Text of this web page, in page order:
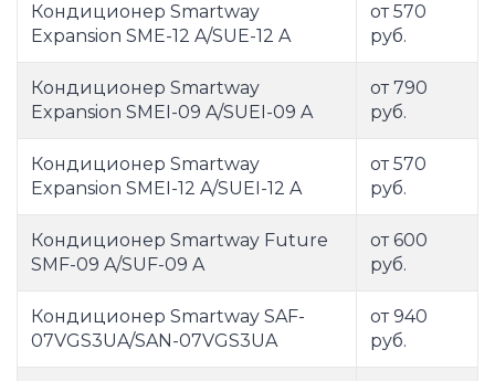
Кондиционер Smartway
Expansion SME-12 A/SUE-12 A
от 570
руб.
Кондиционер Smartway
Expansion SMEI-09 A/SUEI-09 A
от 790
руб.
Кондиционер Smartway
Expansion SMEI-12 A/SUEI-12 A
от 570
руб.
Кондиционер Smartway Future
SMF-09 A/SUF-09 A
от 600
руб.
Кондиционер Smartway SAF-
07VGS3UA/SAN-07VGS3UA
от 940
руб.